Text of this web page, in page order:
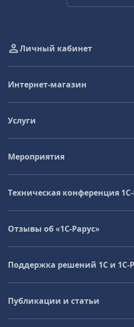
Личный кабинет
Интернет-магазин
Услуги
Мероприятия
Техническая конференция
Отзывы об «1С-Рарус»
Поддержка решений 1С и
Публикации и статьи